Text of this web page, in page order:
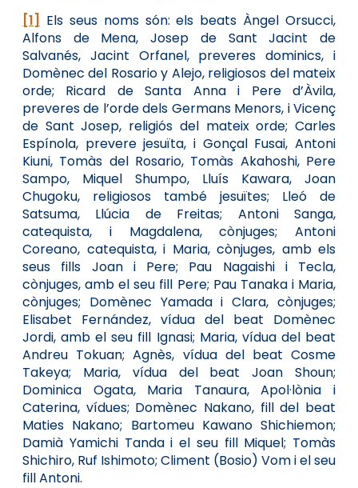
[1] Els seus noms són: els beats Àngel Orsucci,
Alfons de Mena, Josep de Sant Jacint de
Salvanés, Jacint Orfanel, preveres dominics, i
Domènec del Rosario y Alejo, religiosos del mateix
orde; Ricard de Santa Anna i Pere d’Àvila,
preveres de l’orde dels Germans Menors, i Vicenç
de Sant Josep, religiós del mateix orde; Carles
Espínola, prevere jesuïta, i Gonçal Fusai, Antoni
Kiuni, Tomàs del Rosario, Tomàs Akahoshi, Pere
Sampo, Miquel Shumpo, Lluís Kawara, Joan
Chugoku, religiosos també jesuïtes; Lleó de
Satsuma, Llúcia de Freitas; Antoni Sanga,
catequista, i Magdalena, cònjuges; Antoni
Coreano, catequista, i Maria, cònjuges, amb els
seus fills Joan i Pere; Pau Nagaishi i Tecla,
cònjuges, amb el seu fill Pere; Pau Tanaka i Maria,
cònjuges; Domènec Yamada i Clara, cònjuges;
Elisabet Fernández, vídua del beat Domènec
Jordi, amb el seu fill Ignasi; Maria, vídua del beat
Andreu Tokuan; Agnès, vídua del beat Cosme
Takeya; Maria, vídua del beat Joan Shoun;
Dominica Ogata, Maria Tanaura, Apol·lònia i
Caterina, vídues; Domènec Nakano, fill del beat
Maties Nakano; Bartomeu Kawano Shichiemon;
Damià Yamichi Tanda i el seu fill Miquel; Tomàs
Shichiro, Ruf Ishimoto; Climent (Bosio) Vom i el seu
fill Antoni.